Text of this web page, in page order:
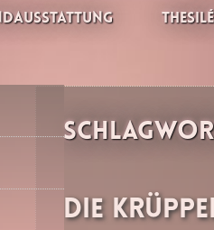
& Folk
Die